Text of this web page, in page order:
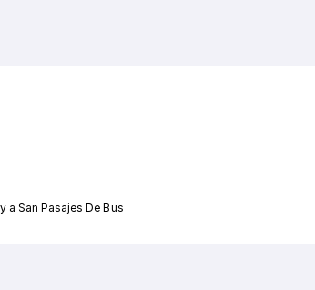
a San Pasajes De Bus